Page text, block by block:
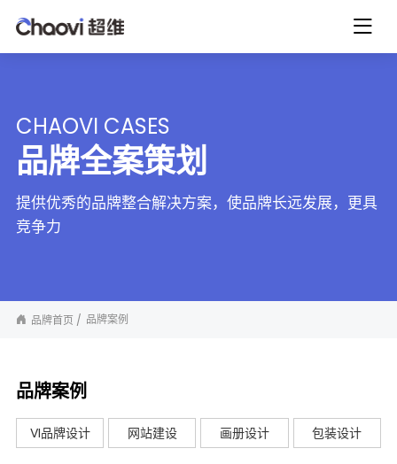
CHAOVI CASES
品牌全案策划
提供优秀的品牌整合解决方案，使品牌长远发展，更具
竞争力
品牌首页 品牌案例
品牌案例
VI品牌设计 网站建设 画册设计 包装设计